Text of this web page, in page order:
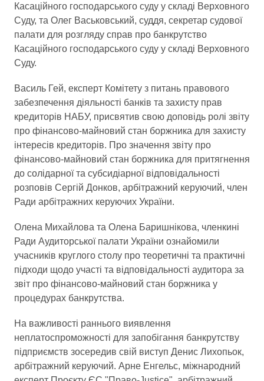
Касаційного господарського суду у складі Верховного
Суду, та Олег Васьковський, суддя, секретар судової
палати для розгляду справ про банкрутство
Касаційного господарського суду у складі Верховного
Суду.
Василь Гей, експерт Комітету з питань правового
забезпечення діяльності банків та захисту прав
кредиторів НАБУ, присвятив свою доповідь ролі звіту
про фінансово-майновий стан боржника для захисту
інтересів кредиторів. Про значення звіту про
фінансово-майновий стан боржника для притягнення
до солідарної та субсидіарної відповідальності
розповів Сергій Донков, арбітражний керуючий, член
Ради арбітражних керуючих України.
Олена Михайлова та Олена Баришнікова, членкині
Ради Аудиторської палати України ознайомили
учасників круглого столу про теоретичні та практичні
підходи щодо участі та відповідальності аудитора за
звіт про фінансово-майновий стан боржника у
процедурах банкрутства.
На важливості раннього виявлення
неплатоспроможності для запобігання банкрутству
підприємств зосередив свій виступ Денис Лихопьок,
арбітражний керуючий. Арне Енгельс, міжнародний